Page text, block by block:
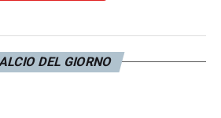
restare ancora alla Juveo
DEL GIORNO